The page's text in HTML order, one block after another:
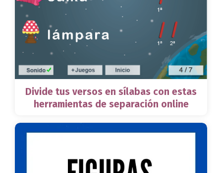
Divide tus versos en sílabas con estas
herramientas de separación online